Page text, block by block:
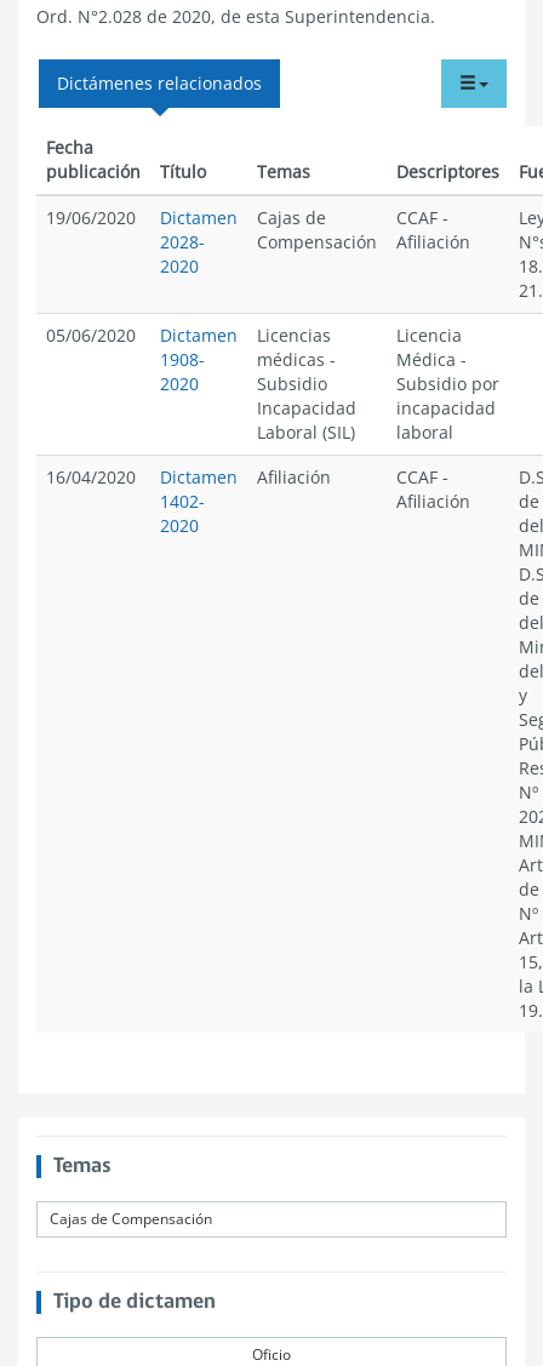
Ord. N°2.028 de 2020, de esta Superintendencia.
menu
Dictámenes relacionados
Fecha
publicación
Título Temas Descriptores
19/06/2020
Dictamen
2028-
2020
Cajas de
Compensación
CCAF -
Afiliación
05/06/2020
Dictamen
1908-
2020
Licencias
médicas -
Subsidio
Incapacidad
Laboral (SIL)
Licencia
Médica -
Subsidio por
incapacidad
laboral
16/04/2020
Dictamen
1402-
2020
Afiliación CCAF -
Afiliación
de
del
de
del
y
de
la
Temas
Cajas de Compensación
Tipo de dictamen
Oficio